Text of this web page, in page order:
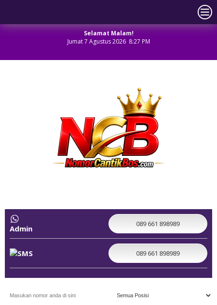
Selamat Malam!
Jumat 7 Agustus 2026 8:27 PM
Admin 089 661 898989
089 661 898989